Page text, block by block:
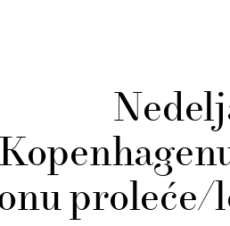
proleće/